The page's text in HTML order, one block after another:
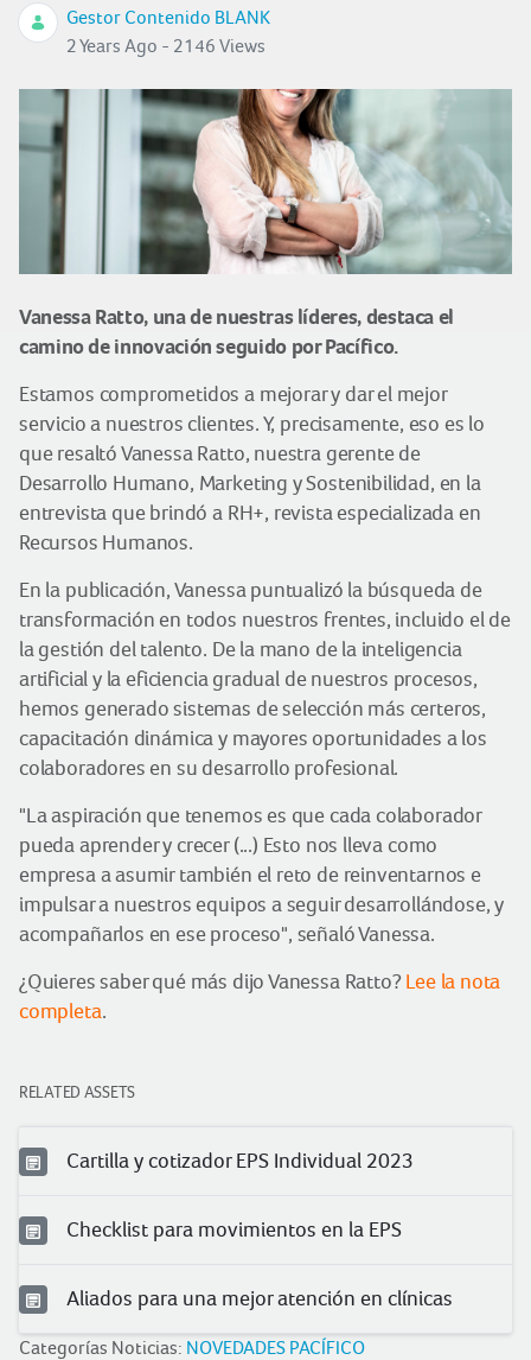
Gestor Contenido BLANK
2 Years Ago - 2146 Views
Vanessa Ratto, una de nuestras líderes, destaca el
camino de innovación seguido por Pacífico.
Estamos comprometidos a mejorar y dar el mejor
servicio a nuestros clientes. Y, precisamente, eso es lo
que resaltó Vanessa Ratto, nuestra gerente de
Desarrollo Humano, Marketing y Sostenibilidad, en la
entrevista que brindó a RH+, revista especializada en
Recursos Humanos.
En la publicación, Vanessa puntualizó la búsqueda de
transformación en todos nuestros frentes, incluido el de
la gestión del talento. De la mano de la inteligencia
artificial y la eficiencia gradual de nuestros procesos,
hemos generado sistemas de selección más certeros,
capacitación dinámica y mayores oportunidades a los
colaboradores en su desarrollo profesional.
"La aspiración que tenemos es que cada colaborador
pueda aprender y crecer (...) Esto nos lleva como
empresa a asumir también el reto de reinventarnos e
impulsar a nuestros equipos a seguir desarrollándose, y
acompañarlos en ese proceso", señaló Vanessa.
¿Quieres saber qué más dijo Vanessa Ratto? Lee la nota
completa.
RELATED ASSETS
Cartilla y cotizador EPS Individual 2023
Checklist para movimientos en la EPS
Aliados para una mejor atención en clínicas
Categorías Noticias: NOVEDADES PACÍFICO